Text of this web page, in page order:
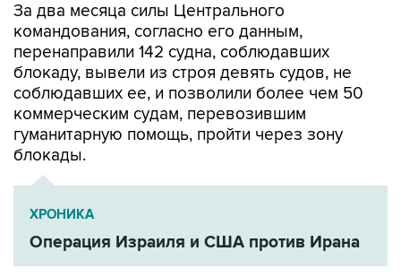
За два месяца силы Центрального
командования, согласно его данным,
перенаправили 142 судна, соблюдавших
блокаду, вывели из строя девять судов, не
соблюдавших ее, и позволили более чем 50
коммерческим судам, перевозившим
гуманитарную помощь, пройти через зону
блокады.
ХРОНИКА
Операция Израиля и США против Ирана